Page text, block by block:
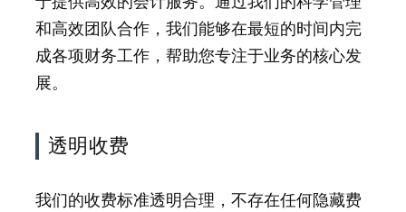
和高效团队合作，我们能够在最短的时间内完
成各项财务工作，帮助您专注于业务的核心发
展。
透明收费
我们的收费标准透明合理，不存在任何隐藏费